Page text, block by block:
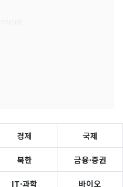
경제 국제
북한 금융·증권
IT·과학 바이오